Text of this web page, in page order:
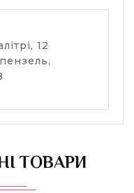
12
ТОВАРИ